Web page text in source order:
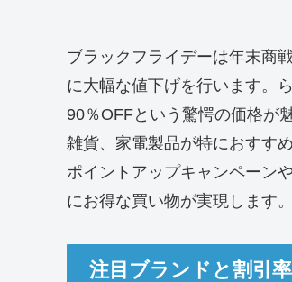
ブラックフライデーは年末商
に大幅な値下げを行います。
90％OFFという驚愕の価格が
雑貨、家電製品が特におすす
ポイントアップキャンペーン
にお得な買い物が実現します。
注目ブランドと割引